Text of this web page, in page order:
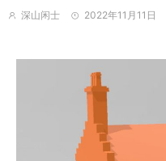
深山闲士 2022年11月11日